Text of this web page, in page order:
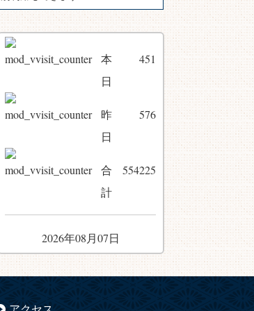
本
日
451
昨
日
576
合
計
554225
2026年08月07日